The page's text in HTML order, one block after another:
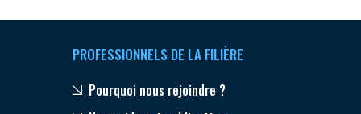
PROFESSIONNELS DE LA FILIÈRE
Pourquoi nous rejoindre ?